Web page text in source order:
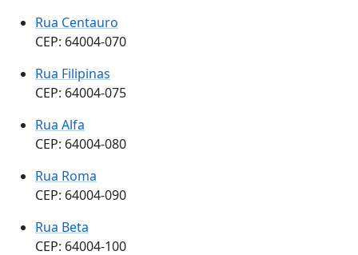
Rua Centauro
CEP: 64004-070
Rua Filipinas
CEP: 64004-075
Rua Alfa
CEP: 64004-080
Rua Roma
CEP: 64004-090
Rua Beta
CEP: 64004-100